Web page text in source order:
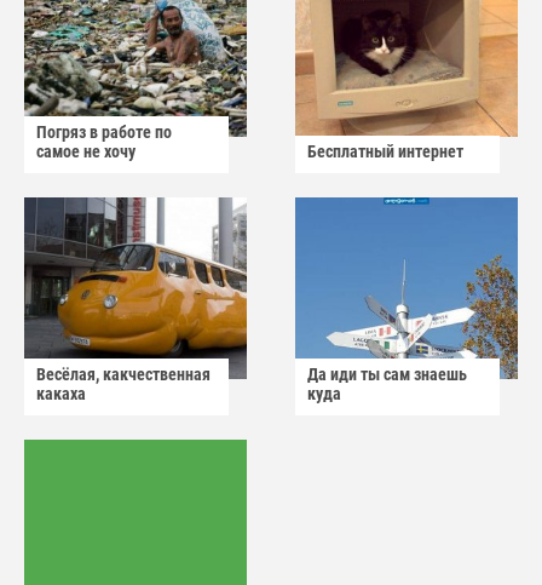
Погряз в работе по
самое не хочу
Бесплатный интернет
Весёлая, какчественная
какаха
Да иди ты сам знаешь
куда